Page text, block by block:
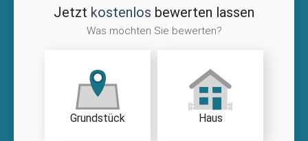
Jetzt kostenlos bewerten lassen
Was möchten Sie bewerten?
Grundstück Haus